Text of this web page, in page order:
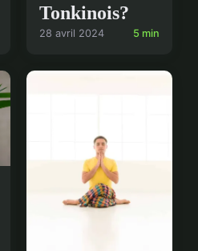
Tonkinois?
28 avril 2024 5 min